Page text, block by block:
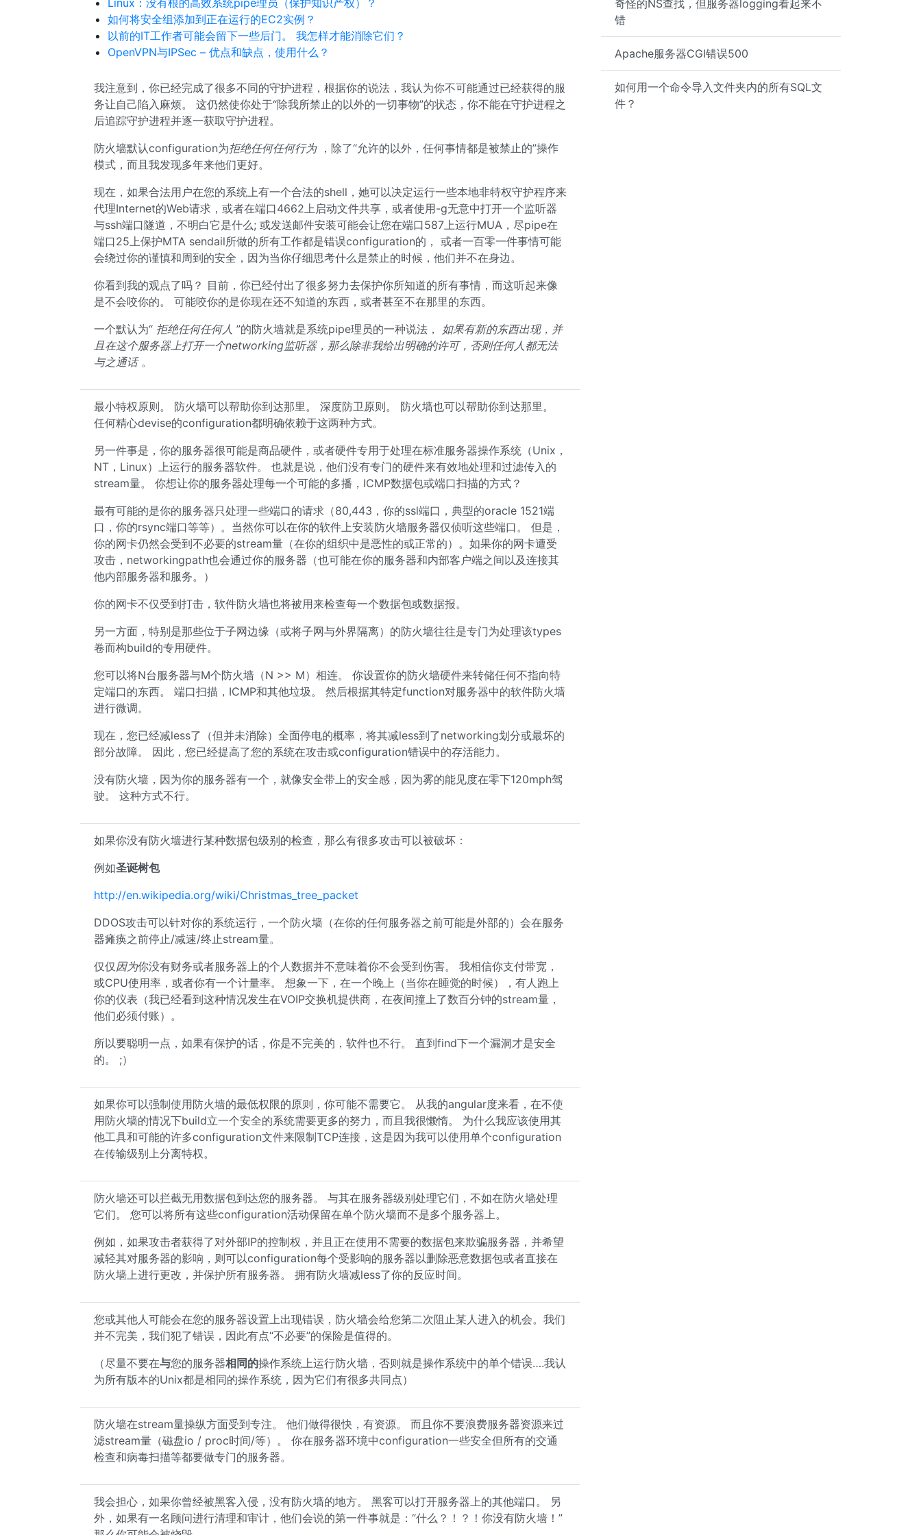
奇怪的NS查找，但服务器logging看起来不
错
Apache服务器CGI错误500
如何用一个命令导入文件夹内的所有SQL文
件？
Linux：没有根的高效系统pipe理员（保护知识产权）？
如何将安全组添加到正在运行的EC2实例？
以前的IT工作者可能会留下一些后门。 我怎样才能消除它们？
OpenVPN与IPSec – 优点和缺点，使用什么？
我注意到，你已经完成了很多不同的守护进程，根据你的说法，我认为你不可能通过已经获得的服
务让自己陷入麻烦。 这仍然使你处于“除我所禁止的以外的一切事物”的状态，你不能在守护进程之
后追踪守护进程并逐一获取守护进程。
防火墙默认configuration为拒绝任何任何行为，除了“允许的以外，任何事情都是被禁止的”操作
模式，而且我发现多年来他们更好。
现在，如果合法用户在您的系统上有一个合法的shell，她可以决定运行一些本地非特权守护程序来
代理Internet的Web请求，或者在端口4662上启动文件共享，或者使用-g无意中打开一个监听器
与ssh端口隧道，不明白它是什么; 或发送邮件安装可能会让您在端口587上运行MUA，尽pipe在
端口25上保护MTA sendail所做的所有工作都是错误configuration的， 或者一百零一件事情可能
会绕过你的谨慎和周到的安全，因为当你仔细思考什么是禁止的时候，他们并不在身边。
你看到我的观点了吗？ 目前，你已经付出了很多努力去保护你所知道的所有事情，而这听起来像
是不会咬你的。 可能咬你的是你现在还不知道的东西，或者甚至不在那里的东西。
一个默认为“ 拒绝任何任何人 ”的防火墙就是系统pipe理员的一种说法， 如果有新的东西出现，并
且在这个服务器上打开一个networking监听器，那么除非我给出明确的许可，否则任何人都无法
与之通话。
最小特权原则。 防火墙可以帮助你到达那里。 深度防卫原则。 防火墙也可以帮助你到达那里。
任何精心devise的configuration都明确依赖于这两种方式。
另一件事是，你的服务器很可能是商品硬件，或者硬件专用于处理在标准服务器操作系统（Unix，
NT，Linux）上运行的服务器软件。 也就是说，他们没有专门的硬件来有效地处理和过滤传入的
stream量。 你想让你的服务器处理每一个可能的多播，ICMP数据包或端口扫描的方式？
最有可能的是你的服务器只处理一些端口的请求（80,443，你的ssl端口，典型的oracle 1521端
口，你的rsync端口等等）。当然你可以在你的软件上安装防火墙服务器仅侦听这些端口。 但是，
你的网卡仍然会受到不必要的stream量（在你的组织中是恶性的或正常的）。如果你的网卡遭受
攻击，networkingpath也会通过你的服务器（也可能在你的服务器和内部客户端之间以及连接其
他内部服务器和服务。）
你的网卡不仅受到打击，软件防火墙也将被用来检查每一个数据包或数据报。
另一方面，特别是那些位于子网边缘（或将子网与外界隔离）的防火墙往往是专门为处理该types
卷而构build的专用硬件。
您可以将N台服务器与M个防火墙（N >> M）相连。 你设置你的防火墙硬件来转储任何不指向特
定端口的东西。 端口扫描，ICMP和其他垃圾。 然后根据其特定function对服务器中的软件防火墙
进行微调。
现在，您已经减less了（但并未消除）全面停电的概率，将其减less到了networking划分或最坏的
部分故障。 因此，您已经提高了您的系统在攻击或configuration错误中的存活能力。
没有防火墙，因为你的服务器有一个，就像安全带上的安全感，因为雾的能见度在零下120mph驾
驶。 这种方式不行。
如果你没有防火墙进行某种数据包级别的检查，那么有很多攻击可以被破坏：
例如圣诞树包
http://en.wikipedia.org/wiki/Christmas_tree_packet
DDOS攻击可以针对你的系统运行，一个防火墙（在你的任何服务器之前可能是外部的）会在服务
器瘫痪之前停止/减速/终止stream量。
仅仅因为你没有财务或者服务器上的个人数据并不意味着你不会受到伤害。 我相信你支付带宽，
或CPU使用率，或者你有一个计量率。 想象一下，在一个晚上（当你在睡觉的时候），有人跑上
你的仪表（我已经看到这种情况发生在VOIP交换机提供商，在夜间撞上了数百分钟的stream量，
他们必须付账）。
所以要聪明一点，如果有保护的话，你是不完美的，软件也不行。 直到find下一个漏洞才是安全
的。 ;）
如果你可以强制使用防火墙的最低权限的原则，你可能不需要它。 从我的angular度来看，在不使
用防火墙的情况下build立一个安全的系统需要更多的努力，而且我很懒惰。 为什么我应该使用其
他工具和可能的许多configuration文件来限制TCP连接，这是因为我可以使用单个configuration
在传输级别上分离特权。
防火墙还可以拦截无用数据包到达您的服务器。 与其在服务器级别处理它们，不如在防火墙处理
它们。 您可以将所有这些configuration活动保留在单个防火墙而不是多个服务器上。
例如，如果攻击者获得了对外部IP的控制权，并且正在使用不需要的数据包来欺骗服务器，并希望
减轻其对服务器的影响，则可以configuration每个受影响的服务器以删除恶意数据包或者直接在
防火墙上进行更改，并保护所有服务器。 拥有防火墙减less了你的反应时间。
您或其他人可能会在您的服务器设置上出现错误，防火墙会给您第二次阻止某人进入的机会。我们
并不完美，我们犯了错误，因此有点“不必要”的保险是值得的。
（尽量不要在与您的服务器相同的操作系统上运行防火墙，否则就是操作系统中的单个错误….我认
为所有版本的Unix都是相同的操作系统，因为它们有很多共同点）
防火墙在stream量操纵方面受到专注。 他们做得很快，有资源。 而且你不要浪费服务器资源来过
滤stream量（磁盘io / proc时间/等）。 你在服务器环境中configuration一些安全但所有的交通
检查和病毒扫描等都要做专门的服务器。
我会担心，如果你曾经被黑客入侵，没有防火墙的地方。 黑客可以打开服务器上的其他端口。 另
外，如果有一名顾问进行清理和审计，他们会说的第一件事就是：“什么？！？！你没有防火墙！”